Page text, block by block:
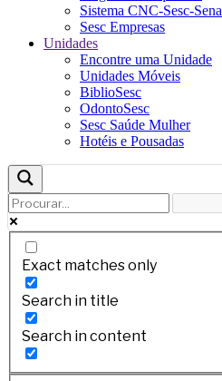
Sistema CNC-Sesc-
Sesc Empresas
Unidades
Encontre uma Unidade
Unidades Móveis
BiblioSesc
OdontoSesc
Sesc Saúde Mulher
Hotéis e Pousadas
Exact matches only
Search in title
Search in content